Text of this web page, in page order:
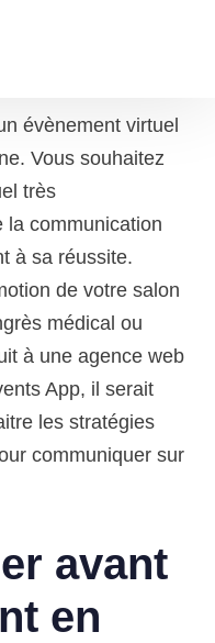
évènement virtuel
Vous souhaitez
très
la communication
à sa réussite.
de votre salon
médical ou
à une agence web
App, il serait
les stratégies
communiquer sur
avant
en